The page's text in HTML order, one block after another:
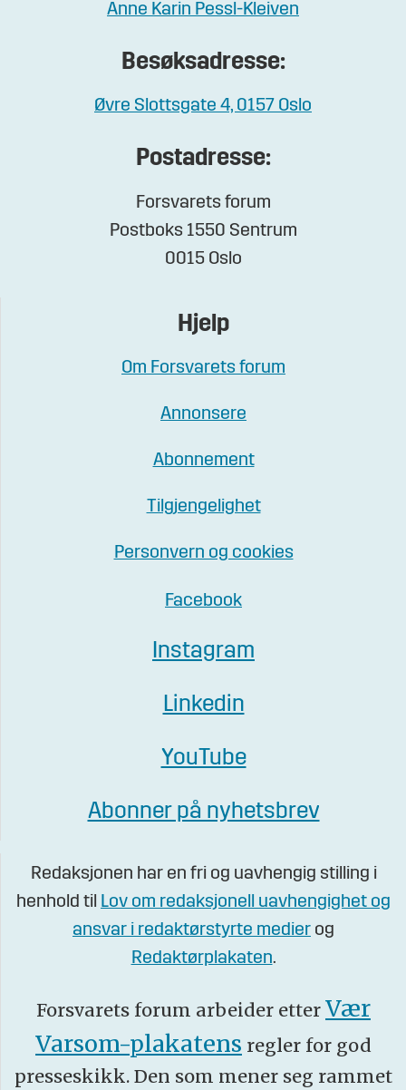
Anne Karin Pessl-Kleiven
Besøksadresse:
Øvre Slottsgate 4, 0157 Oslo
Postadresse:
Forsvarets forum
Postboks 1550 Sentrum
0015 Oslo
Hjelp
Om Forsvarets forum
Annonsere
Abonnement
Tilgjengelighet
Personvern og cookies
Facebook
Instagram
Linkedin
YouTube
Abonner på nyhetsbrev
Redaksjonen har en fri og uavhengig stilling i
henhold til Lov om redaksjonell uavhengighet og
ansvar i redaktørstyrte medier og
Redaktørplakaten.
Forsvarets forum arbeider etter Vær
Varsom-plakatens regler for god
presseskikk. Den som mener seg rammet